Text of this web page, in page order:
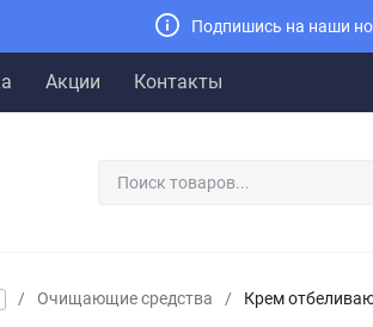
Подпишись на наши
Акции Контакты
/ Очищающие средства / Крем